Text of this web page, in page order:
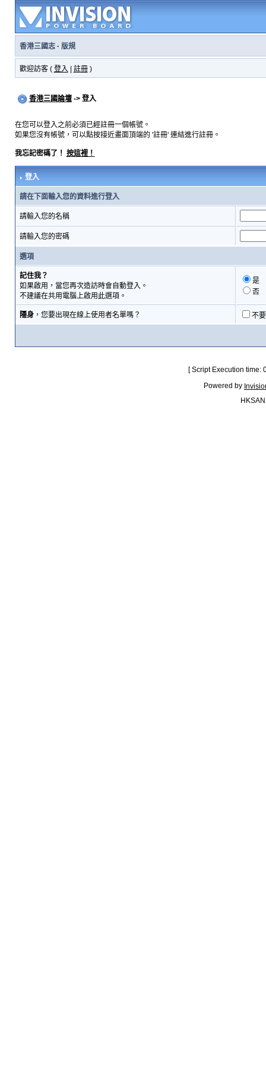
香港三國志· 版規
歡迎訪客 ( 登入 註冊)
香港三國論壇-> 登入
在您可以登入之前必須已經註冊一個帳號。
如果您沒有帳號，可以點按接近畫面頂端的 '註冊' 連結進行註冊。
我忘記密碼了！ 按這裡！
登入
請在下面輸入您的資料進行登入
請輸入您的名稱
請輸入您的密碼
選項
記住我？
如果啟用，當您再次造訪時會自動登入。
不建議在共用電腦上啟用此選項。
是
否
隱身，您要出現在線上使用者名單嗎？ 不
[ Script Execution
Powered by